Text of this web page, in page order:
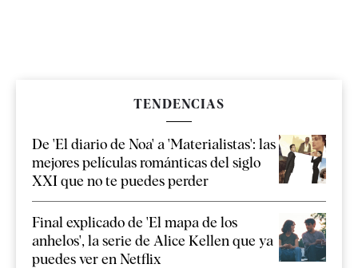
TENDENCIAS
De 'El diario de Noa' a 'Materialistas': las
mejores películas románticas del siglo
XXI que no te puedes perder
Final explicado de 'El mapa de los
anhelos', la serie de Alice Kellen que ya
puedes ver en Netflix